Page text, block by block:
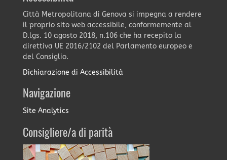
Città Metropolitana di Genova si impegna a rendere
il proprio sito web accessibile, conformemente al
D.lgs. 10 agosto 2018, n.106 che ha recepito la
direttiva UE 2016/2102 del Parlamento europeo e
del Consiglio.
Dichiarazione di Accessibilità
Navigazione
Site Analytics
Consigliere/a di parità